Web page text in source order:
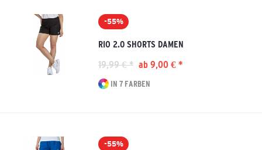
-55%
RIO 2.0 SHORTS DAMEN
19,99 € * ab 9,00 € *
IN 7 FARBEN
-55%